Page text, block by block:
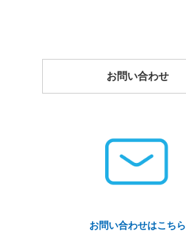
お問い合わせ
お問い合わせはこちら